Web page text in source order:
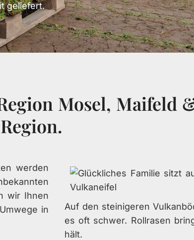
geliefert.
Mosel, Maifeld
werden
wir Ihnen
in
Auf den steinigeren
es oft schwer. Rollrasen
hält.